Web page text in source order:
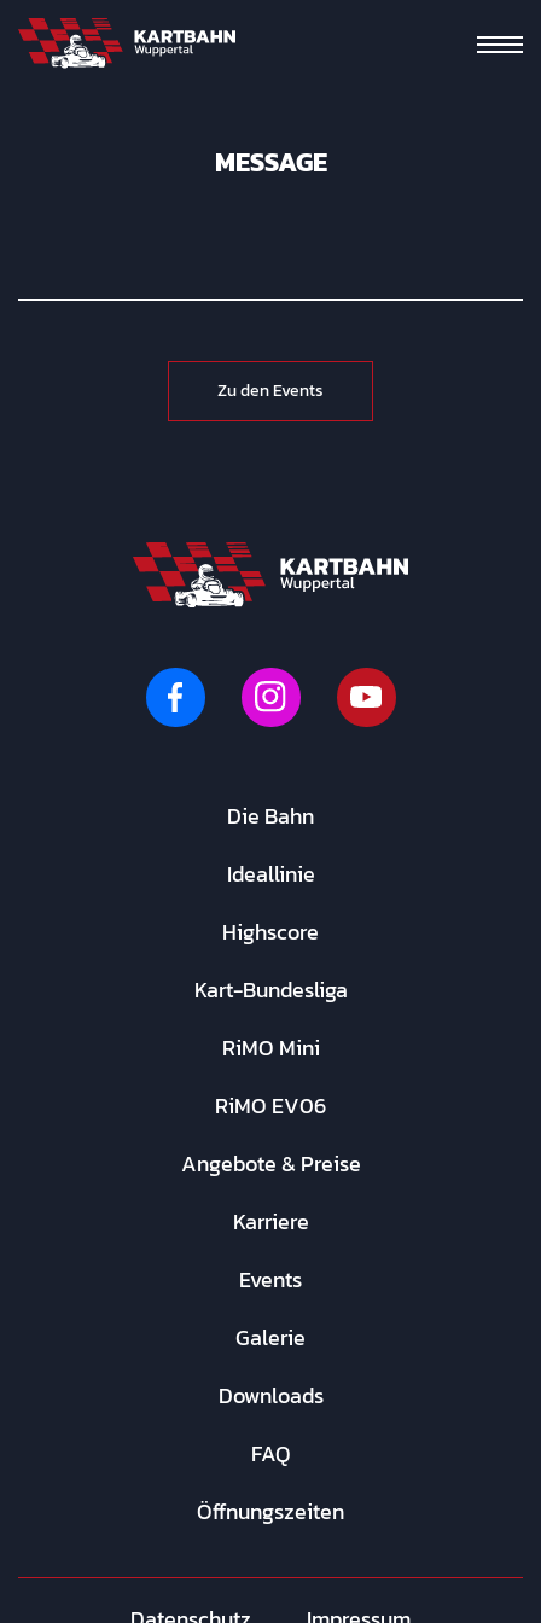
MESSAGE
Zu den Events
Die Bahn
Ideallinie
Highscore
Kart-Bundesliga
RiMO Mini
RiMO EV06
Angebote & Preise
Karriere
Events
Galerie
Downloads
FAQ
Öffnungszeiten